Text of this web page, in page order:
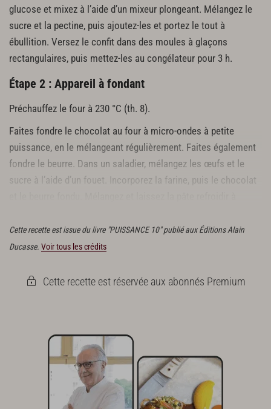
glucose et mixez à l’aide d’un mixeur plongeant. Mélangez le
sucre et la pectine, puis ajoutez-les et portez le tout à
ébullition. Versez le confit dans des moules à glaçons
rectangulaires, puis mettez-les au congélateur pour 3 h.
Étape 2 : Appareil à fondant
Préchauffez le four à 230 °C (th. 8).
Faites fondre le chocolat au four à micro-ondes à petite
puissance, en le mélangeant régulièrement. Faites également
fondre le beurre. Dans un saladier, mélangez les œufs et le
sucre à l’aide d’un fouet. Incorporez la farine, puis le chocolat
Cette recette est issue du livre "PUISSANCE 10" publié aux Éditions Alain
Ducasse. Voir tous les crédits
Cette recette est réservée aux abonnés Premium